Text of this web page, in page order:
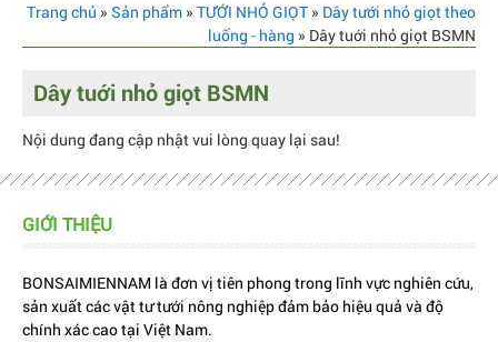
Trang chủ » Sản phẩm » TƯỚI NHỎ GIỌT » Dây tưới nhỏ giọt theo
luống - hàng » Dây tuới nhỏ giọt BSMN
Dây tuới nhỏ giọt BSMN
Nội dung đang cập nhật vui lòng quay lại sau!
GIỚI THIỆU
BONSAIMIENNAM là đơn vị tiên phong trong lĩnh vực nghiên cứu,
sản xuất các vật tư tưới nông nghiệp đảm bảo hiệu quả và độ
chính xác cao tại Việt Nam.